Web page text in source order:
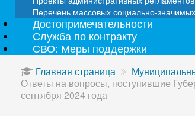
Перечень массовых социально-
Достопримечательности
Служба по контракту
СВО: Меры поддержки
Главная страница
Ответы на вопросы, поступившие
сентября 2024 года